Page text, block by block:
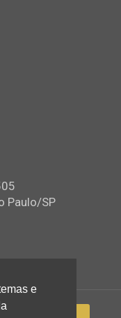
Paulo/SP
e